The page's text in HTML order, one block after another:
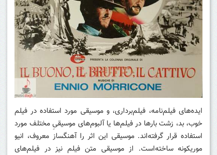
ایده‌های فیلم‌نامه، فیلم‌برداری، و موسیقی مورد استفاده در فیلم
خوب، بد، زشت بارها در فیلم‌ها یا آلبوم‌های موسیقیِ مختلف مورد
استفاده قرار گرفته‌اند. موسیقی این اثر را آهنگساز معروف، انیو
موریکونه ساخته‌است. از موسیقی متن فیلم نیز در فیلم‌های